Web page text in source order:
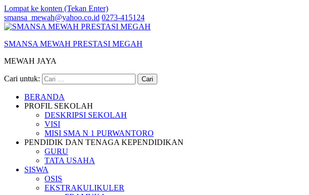
Lompat ke konten (Tekan Enter)
smansa_mewah@yahoo.co.id 0273-415124
SMANSA MEWAH PRESTASI MEGAH
MEWAH JAYA
Cari untuk:
BERANDA
PROFIL SEKOLAH
DESKRIPSI SEKOLAH
VISI
MISI SMA N 1 PURWANTORO
PENDIDIK DAN TENAGA KEPENDIDIKAN
GURU
TATA USAHA
SISWA
OSIS
EKSTRAKULIKULER